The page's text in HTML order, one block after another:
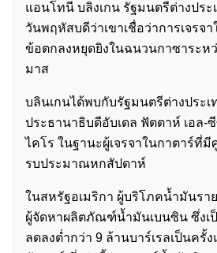
แอนโทนี บลิงเกน รัฐมนตรีต่างประ
วันพฤหัสบดีว่าเขาเชื่อว่าการเจรจ
ข้อตกลงหยุดยิงในฉนวนกาซาระห
มาส
บลินเกนได้พบกับรัฐมนตรีต่างประเ
ประธานาธิบดีอับเดล ฟัตตาห์ เอล-
ไคโร ในฐานะผู้เจรจาในกาตาร์ที่
รบประมาณหกสัปดาห์
ในสหรัฐอเมริกา ผู้บริโภคน้ำมันรา
ผู้จัดหาผลิตภัณฑ์น้ำมันเบนซิน ซึ่งเ
ลดลงต่ำกว่า 9 ล้านบาร์เรลเป็นครั้